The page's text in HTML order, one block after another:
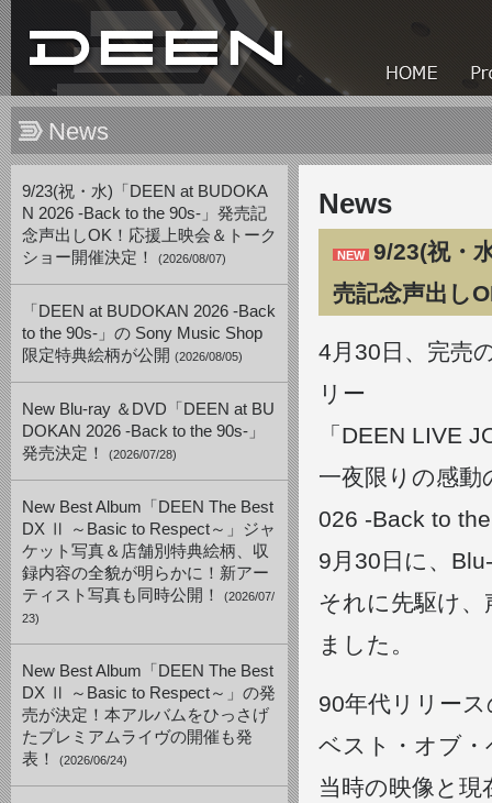
News
9/23(祝・水)「DEEN at BUDOKA
N 2026 -Back to the 90s-」発売記
念声出しOK！応援上映会＆トーク
ショー開催決定！
(2026/08/07)
「DEEN at BUDOKAN 2026 -Back
to the 90s-」の Sony Music Shop
限定特典絵柄が公開 (2026/08/05)
New Blu-ray ＆DVD「DEEN at BU
DOKAN 2026 -Back to the 90s-」
発売決定！
(2026/07/28)
New Best Album「DEEN The Best
DX Ⅱ ～Basic to Respect～」ジャ
ケット写真＆店舗別特典絵柄、収
録内容の全貌が明らかに！新アー
ティスト写真も同時公開！
(2026/07/
23)
New Best Album「DEEN The Best
DX Ⅱ ～Basic to Respect～」の発
売が決定！本アルバムをひっさげ
たプレミアムライヴの開催も発
表！
(2026/06/24)
News
NEW
9/23(祝・
売記念声出し
4月30日、完売
リー
「DEEN LIVE
一夜限りの感動
026 -Back to
9月30日に、
それに先駆け、
ました。
90年代リリー
ベスト・オブ
当時の映像と